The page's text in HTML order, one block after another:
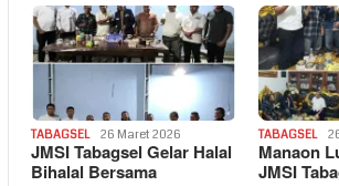
TABAGSEL 26 Maret 2026
JMSI Tabagsel Gelar Halal
Bihalal Bersama
TABAGSEL
Manaon
JMSI